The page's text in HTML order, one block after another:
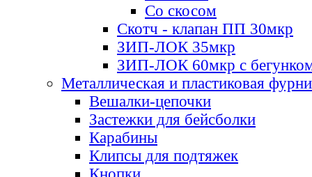
Со скосом
Скотч - клапан ПП 30мкр
ЗИП-ЛОК 35мкр
ЗИП-ЛОК 60мкр с
Металлическая и пластиковая
Вешалки-цепочки
Застежки для бейсболки
Карабины
Клипсы для подтяжек